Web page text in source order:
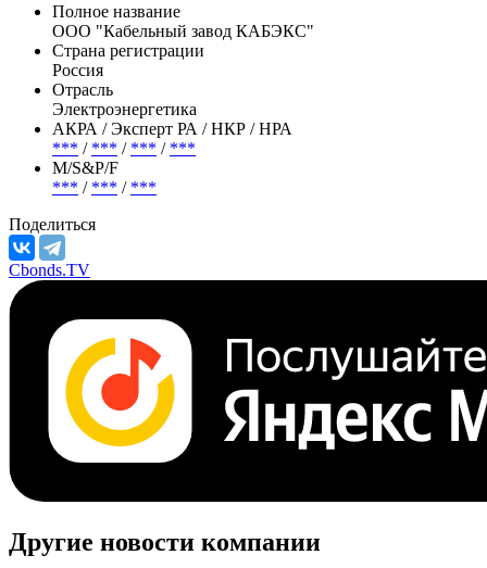
Полное название
ООО "Кабельный завод КАБЭКС"
Страна регистрации
Россия
Отрасль
Электроэнергетика
АКРА / Эксперт РА / НКР / НРА
*** / *** / *** / ***
М/S&P/F
*** / *** / ***
Поделиться
Cbonds.TV
Другие новости компании